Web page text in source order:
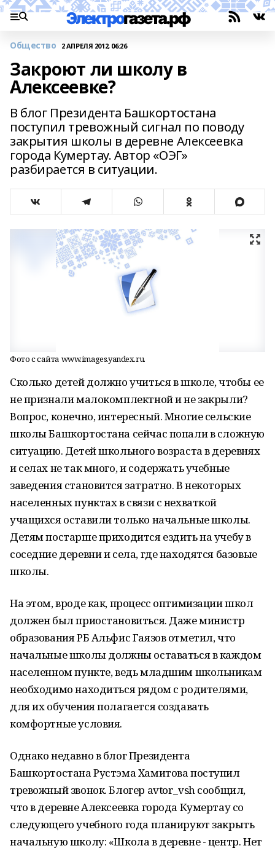
Общество 2 АПРЕЛЯ 2012, 06:26
Закроют ли школу в
Алексеевке?
В блог Президента Башкортостана
поступил тревожный сигнал по поводу
закрытия школы в деревне Алексеевка
города Кумертау. Автор «ОЭГ»
разбирается в ситуации.
Фото с сайта www.images.yandex.ru.
Сколько детей должно учиться в школе, чтобы ее
не признали малокомплектной и не закрыли?
Вопрос, конечно, интересный. Многие сельские
школы Башкортостана сейчас попали в сложную
ситуацию. Детей школьного возраста в деревнях
и селах не так много, и содержать учебные
заведения становится затратно. В некоторых
населенных пунктах в связи с нехваткой
учащихся оставили только начальные школы.
Детям постарше приходится ездить на учебу в
соседние деревни и села, где находятся базовые
школы.
На этом, вроде как, процесс оптимизации школ
должен был приостановиться. Даже министр
образования РБ Альфис Гаязов отметил, что
начальные школы должны оставаться в каждом
населенном пункте, ведь младшим школьникам
необходимо находиться рядом с родителями,
для их обучения полагается создавать
комфортные условия.
Однако недавно в блог Президента
Башкортостана Рустэма Хамитова поступил
тревожный звонок. Блогер avtor_vsh сообщил,
что в деревне Алексеевка города Кумертау со
следующего учебного года планируют закрыть
начальную школу: «Школа в деревне - центр. Нет